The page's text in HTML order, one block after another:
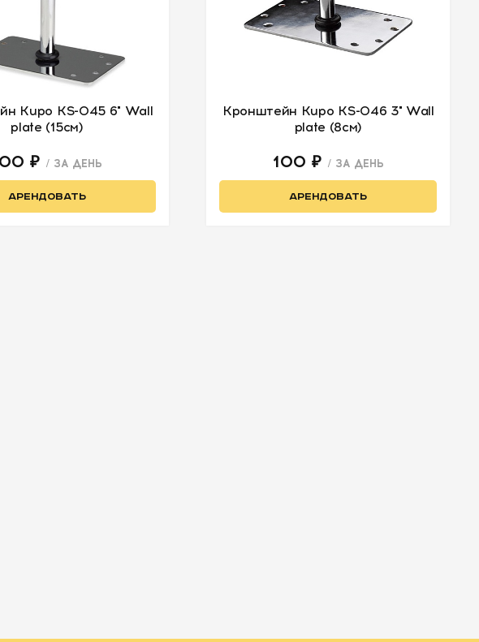
Kupo KS-045 6" Wall
plate (15см)
₽ / ЗА ДЕНЬ
АРЕНДОВАТЬ
Кронштейн Kupo KS-046 3" Wall
plate (8см)
100 ₽ / ЗА ДЕНЬ
АРЕНДОВАТЬ